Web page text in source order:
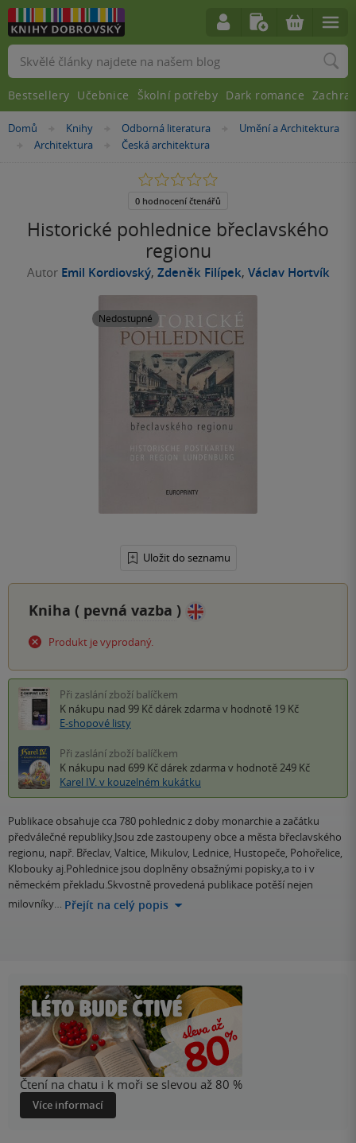
Nacházíte
Domů »Knihy »
Odborná literatura »
Umění a Architektura
»Architektura »
Česká architektura
Historické pohlednice břeclavského
regionu
Autor Emil Kordiovský, Zdeněk Filípek, Václav Hortvík
Nedostupné
Uložit do seznamu
0.0
5
0 hodnocení čtenářů
Kniha ( pevná vazba )
Produkt je vyprodaný.
Při zaslání zboží balíčkem
K nákupu nad 99 Kč dárek zdarma v hodnotě 19 Kč
E-shopové listy
Při zaslání zboží balíčkem
K nákupu nad 699 Kč dárek zdarma v hodnotě 249 Kč
Karel IV. v kouzelném kukátku
Publikace obsahuje cca 780 pohlednic z doby monarchie a začátku
předválečné republiky.Jsou zde zastoupeny obce a města břeclavského
regionu, např. Břeclav, Valtice, Mikulov, Lednice, Hustopeče, Pohořelice,
Klobouky aj.Pohlednice jsou doplněny obsažnými popisky,a to i v
německém překladu.Skvostně provedená publikace potěší nejen
milovníky… Přejít na celý popis
Čtení na chatu i k moři se slevou až 80 %
Více informací
Vyhledávání
Bestsellery Učebnice Školní potřeby Dark romance